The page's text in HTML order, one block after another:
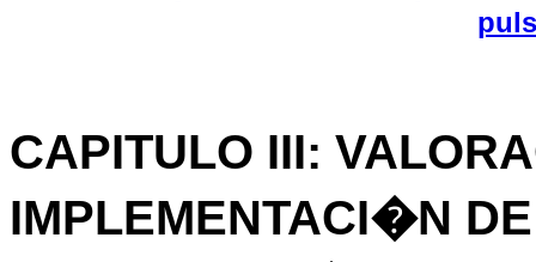
CAPITULO III:
IMPLEMENTACI�N